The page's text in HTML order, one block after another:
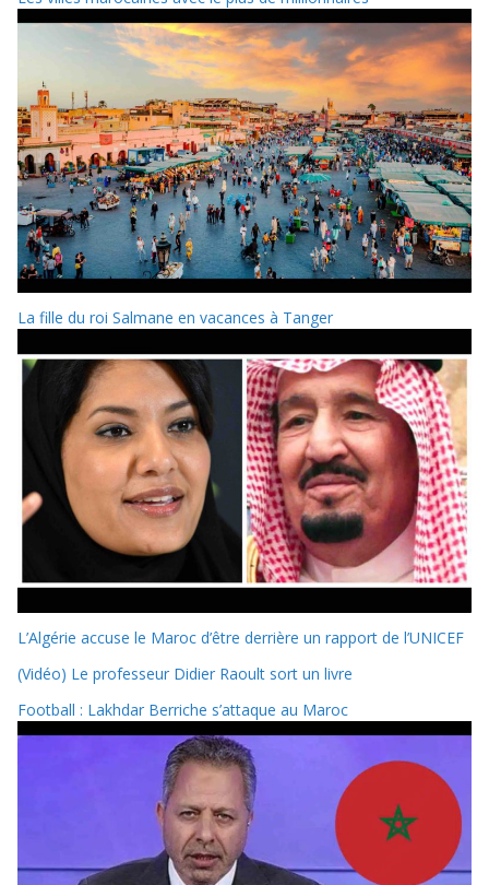
La fille du roi Salmane en vacances à Tanger
L’Algérie accuse le Maroc d’être derrière un rapport de l’UNICEF
(Vidéo) Le professeur Didier Raoult sort un livre
Football : Lakhdar Berriche s’attaque au Maroc